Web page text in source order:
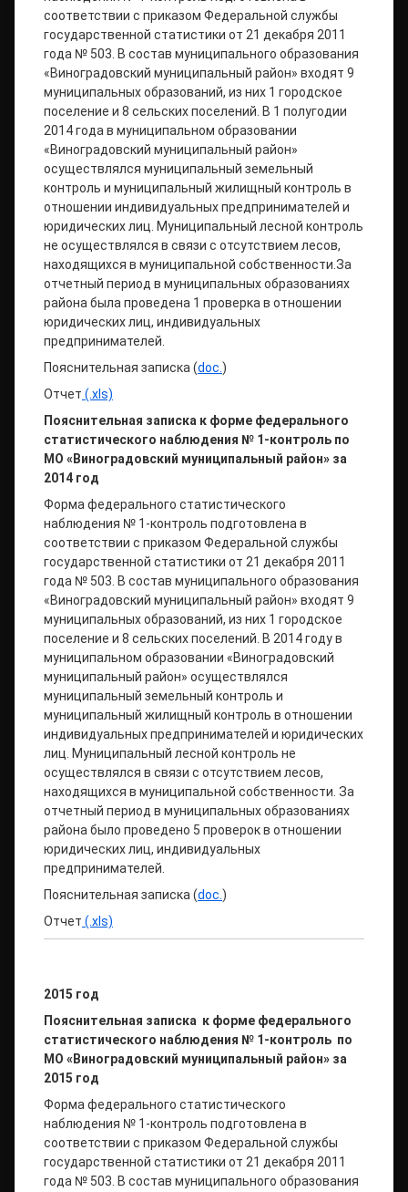
соответствии с приказом Федеральной службы
государственной статистики от 21 декабря 2011
года № 503. В состав муниципального образования
«Виноградовский муниципальный район» входят 9
муниципальных образований, из них 1 городское
поселение и 8 сельских поселений. В 1 полугодии
2014 года в муниципальном образовании
«Виноградовский муниципальный район»
осуществлялся муниципальный земельный
контроль и муниципальный жилищный контроль в
отношении индивидуальных предпринимателей и
юридических лиц. Муниципальный лесной контроль
не осуществлялся в связи с отсутствием лесов,
находящихся в муниципальной собственности.За
отчетный период в муниципальных образованиях
района была проведена 1 проверка в отношении
юридических лиц, индивидуальных
предпринимателей.
Пояснительная записка (doc. )
Отчет (.xls)
Пояснительная записка к форме федерального
статистического наблюдения № 1-контроль по
МО «Виноградовский муниципальный район» за
2014 год
Форма федерального статистического
наблюдения № 1-контроль подготовлена в
соответствии с приказом Федеральной службы
государственной статистики от 21 декабря 2011
года № 503. В состав муниципального образования
«Виноградовский муниципальный район» входят 9
муниципальных образований, из них 1 городское
поселение и 8 сельских поселений. В 2014 году в
муниципальном образовании «Виноградовский
муниципальный район» осуществлялся
муниципальный земельный контроль и
муниципальный жилищный контроль в отношении
индивидуальных предпринимателей и юридических
лиц. Муниципальный лесной контроль не
осуществлялся в связи с отсутствием лесов,
находящихся в муниципальной собственности. За
отчетный период в муниципальных образованиях
района было проведено 5 проверок в отношении
юридических лиц, индивидуальных
предпринимателей.
Пояснительная записка (doc. )
Отчет (.xls)
2015 год
Пояснительная записка к форме федерального
статистического наблюдения № 1-контроль по
МО «Виноградовский муниципальный район» за
2015 год
Форма федерального статистического
наблюдения № 1-контроль подготовлена в
соответствии с приказом Федеральной службы
государственной статистики от 21 декабря 2011
года № 503. В состав муниципального образования